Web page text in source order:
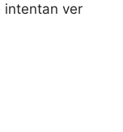
intentan ver